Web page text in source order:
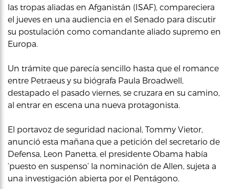
las tropas aliadas en Afganistán (ISAF), compareciera
el jueves en una audiencia en el Senado para discutir
su postulación como comandante aliado supremo en
Europa.
Un trámite que parecía sencillo hasta que el romance
entre Petraeus y su biógrafa Paula Broadwell,
destapado el pasado viernes, se cruzara en su camino,
al entrar en escena una nueva protagonista.
El portavoz de seguridad nacional, Tommy Vietor,
anunció esta mañana que a petición del secretario de
Defensa, Leon Panetta, el presidente Obama había
‘puesto en suspenso’ la nominación de Allen, sujeta a
una investigación abierta por el Pentágono.